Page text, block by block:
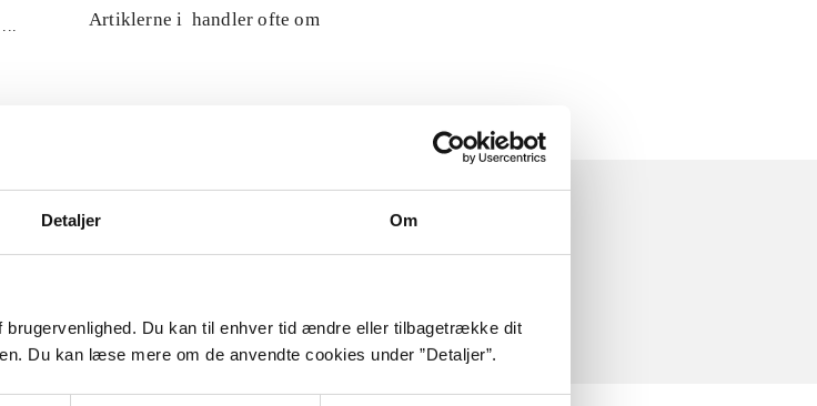
Detaljer Om
Du kan til enhver tid ændre eller tilbagetrække dit
Du kan læse mere om de anvendte cookies under ”Detaljer”.
...
Artiklerne i handler ofte om